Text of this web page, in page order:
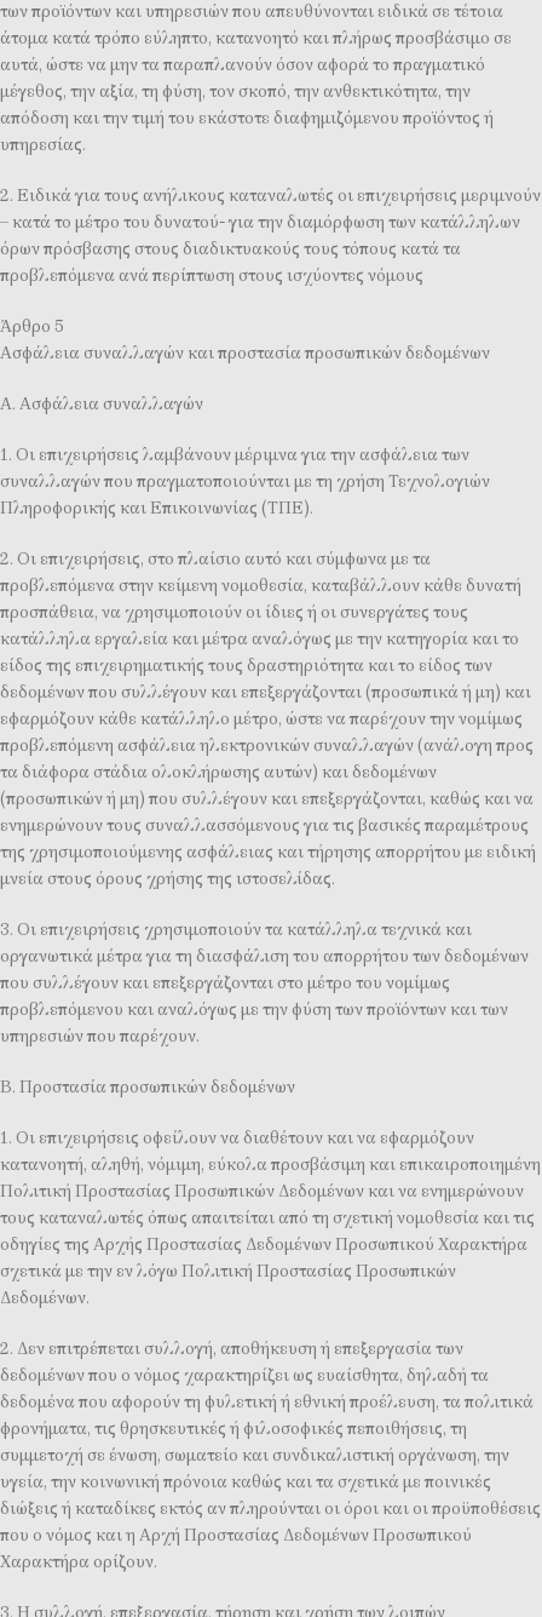
των προϊόντων και υπηρεσιών που απευθύνονται ειδικά σε τέτοια
άτομα κατά τρόπο εύληπτο, κατανοητό και πλήρως προσβάσιμο σε
αυτά, ώστε να μην τα παραπλανούν όσον αφορά το πραγματικό
μέγεθος, την αξία, τη φύση, τον σκοπό, την ανθεκτικότητα, την
απόδοση και την τιμή του εκάστοτε διαφημιζόμενου προϊόντος ή
υπηρεσίας.
2. Ειδικά για τους ανήλικους καταναλωτές οι επιχειρήσεις μεριμνούν
– κατά το μέτρο του δυνατού- για την διαμόρφωση των κατάλληλων
όρων πρόσβασης στους διαδικτυακούς τους τόπους κατά τα
προβλεπόμενα ανά περίπτωση στους ισχύοντες νόμους
Άρθρο 5
Ασφάλεια συναλλαγών και προστασία προσωπικών δεδομένων
Α. Ασφάλεια συναλλαγών
1. Οι επιχειρήσεις λαμβάνουν μέριμνα για την ασφάλεια των
συναλλαγών που πραγματοποιούνται με τη χρήση Τεχνολογιών
Πληροφορικής και Επικοινωνίας (ΤΠΕ).
2. Οι επιχειρήσεις, στο πλαίσιο αυτό και σύμφωνα με τα
προβλεπόμενα στην κείμενη νομοθεσία, καταβάλλουν κάθε δυνατή
προσπάθεια, να χρησιμοποιούν οι ίδιες ή οι συνεργάτες τους
κατάλληλα εργαλεία και μέτρα αναλόγως με την κατηγορία και το
είδος της επιχειρηματικής τους δραστηριότητα και το είδος των
δεδομένων που συλλέγουν και επεξεργάζονται (προσωπικά ή μη) και
εφαρμόζουν κάθε κατάλληλο μέτρο, ώστε να παρέχουν την νομίμως
προβλεπόμενη ασφάλεια ηλεκτρονικών συναλλαγών (ανάλογη προς
τα διάφορα στάδια ολοκλήρωσης αυτών) και δεδομένων
(προσωπικών ή μη) που συλλέγουν και επεξεργάζονται, καθώς και να
ενημερώνουν τους συναλλασσόμενους για τις βασικές παραμέτρους
της χρησιμοποιούμενης ασφάλειας και τήρησης απορρήτου με ειδική
μνεία στους όρους χρήσης της ιστοσελίδας.
3. Οι επιχειρήσεις χρησιμοποιούν τα κατάλληλα τεχνικά και
οργανωτικά μέτρα για τη διασφάλιση του απορρήτου των δεδομένων
που συλλέγουν και επεξεργάζονται στο μέτρο του νομίμως
προβλεπόμενου και αναλόγως με την φύση των προϊόντων και των
υπηρεσιών που παρέχουν.
Β. Προστασία προσωπικών δεδομένων
1. Οι επιχειρήσεις οφείλουν να διαθέτουν και να εφαρμόζουν
κατανοητή, αληθή, νόμιμη, εύκολα προσβάσιμη και επικαιροποιημένη
Πολιτική Προστασίας Προσωπικών Δεδομένων και να ενημερώνουν
τους καταναλωτές όπως απαιτείται από τη σχετική νομοθεσία και τις
οδηγίες της Αρχής Προστασίας Δεδομένων Προσωπικού Χαρακτήρα
σχετικά με την εν λόγω Πολιτική Προστασίας Προσωπικών
Δεδομένων.
2. Δεν επιτρέπεται συλλογή, αποθήκευση ή επεξεργασία των
δεδομένων που ο νόμος χαρακτηρίζει ως ευαίσθητα, δηλαδή τα
δεδομένα που αφορούν τη φυλετική ή εθνική προέλευση, τα πολιτικά
φρονήματα, τις θρησκευτικές ή φιλοσοφικές πεποιθήσεις, τη
συμμετοχή σε ένωση, σωματείο και συνδικαλιστική οργάνωση, την
υγεία, την κοινωνική πρόνοια καθώς και τα σχετικά με ποινικές
διώξεις ή καταδίκες εκτός αν πληρούνται οι όροι και οι προϋποθέσεις
που ο νόμος και η Αρχή Προστασίας Δεδομένων Προσωπικού
Χαρακτήρα ορίζουν.